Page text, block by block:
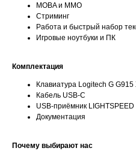
MOBA и MMO
Стриминг
Работа и быстрый набор
Игровые ноутбуки и ПК
Комплектация
Клавиатура Logitech G G915
Кабель USB-C
USB-приёмник LIGHTSPEED
Документация
Почему выбирают нас